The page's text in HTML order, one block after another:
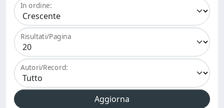
In ordine:
Risultati/Pagina
Autori/Record: